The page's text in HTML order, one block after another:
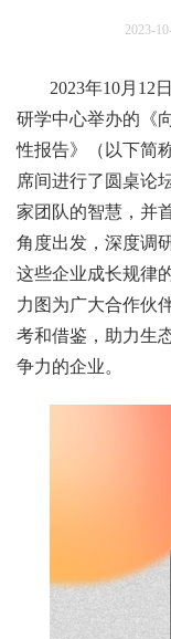
2023-
2023年10月12
研学中心举办的《
性报告》（以下简
席间进行了圆桌论
家团队的智慧，并
角度出发，深度调
这些企业成长规律
力图为广大合作伙
考和借鉴，助力生
争力的企业。